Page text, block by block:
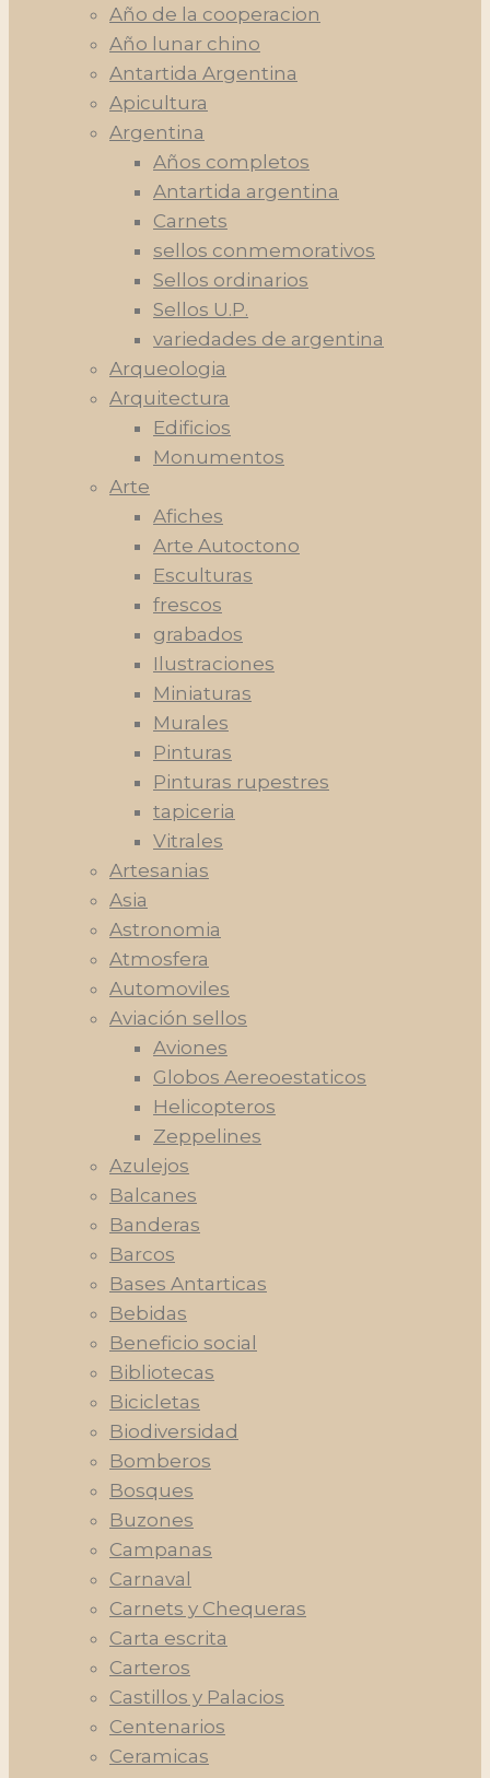
Año de la cooperacion
Año lunar chino
Antartida Argentina
Apicultura
Argentina
Años completos
Antartida argentina
Carnets
sellos conmemorativos
Sellos ordinarios
Sellos U.P.
variedades de argentina
Arqueologia
Arquitectura
Edificios
Monumentos
Arte
Afiches
Arte Autoctono
Esculturas
frescos
grabados
Ilustraciones
Miniaturas
Murales
Pinturas
Pinturas rupestres
tapiceria
Vitrales
Artesanias
Asia
Astronomia
Atmosfera
Automoviles
Aviación sellos
Aviones
Globos Aereoestaticos
Helicopteros
Zeppelines
Azulejos
Balcanes
Banderas
Barcos
Bases Antarticas
Bebidas
Beneficio social
Bibliotecas
Bicicletas
Biodiversidad
Bomberos
Bosques
Buzones
Campanas
Carnaval
Carnets y Chequeras
Carta escrita
Carteros
Castillos y Palacios
Centenarios
Ceramicas